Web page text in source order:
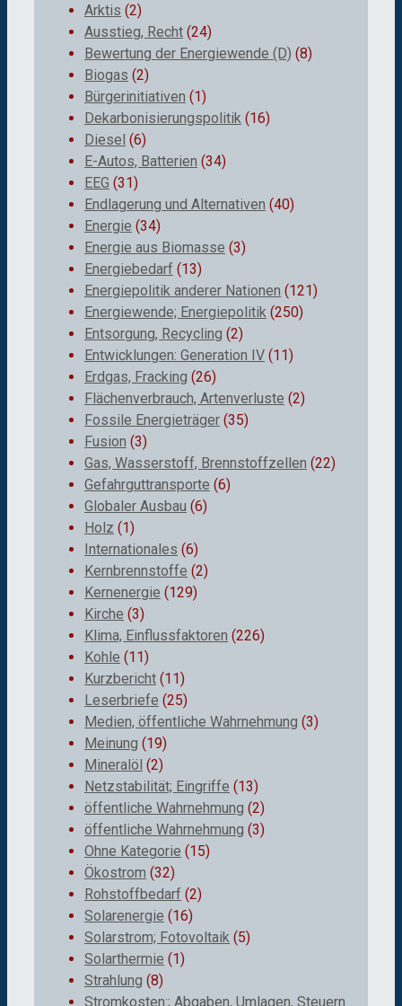
Arktis (2)
Ausstieg, Recht (24)
Bewertung der Energiewende (D) (8)
Biogas (2)
Bürgerinitiativen (1)
Dekarbonisierungspolitik (16)
Diesel (6)
E-Autos, Batterien (34)
EEG (31)
Endlagerung und Alternativen (40)
Energie (34)
Energie aus Biomasse (3)
Energiebedarf (13)
Energiepolitik anderer Nationen (121)
Energiewende; Energiepolitik (250)
Entsorgung, Recycling (2)
Entwicklungen: Generation IV (11)
Erdgas, Fracking (26)
Flächenverbrauch, Artenverluste (2)
Fossile Energieträger (35)
Fusion (3)
Gas, Wasserstoff, Brennstoffzellen (22)
Gefahrguttransporte (6)
Globaler Ausbau (6)
Holz (1)
Internationales (6)
Kernbrennstoffe (2)
Kernenergie (129)
Kirche (3)
Klima, Einflussfaktoren (226)
Kohle (11)
Kurzbericht (11)
Leserbriefe (25)
Medien, öffentliche Wahrnehmung (3)
Meinung (19)
Mineralöl (2)
Netzstabilität; Eingriffe (13)
öffentliche Wahrnehmung (2)
öffentliche Wahrnehmung (3)
Ohne Kategorie (15)
Ökostrom (32)
Rohstoffbedarf (2)
Solarenergie (16)
Solarstrom; Fotovoltaik (5)
Solarthermie (1)
Strahlung (8)
Stromkosten:; Abgaben, Umlagen, Steuern